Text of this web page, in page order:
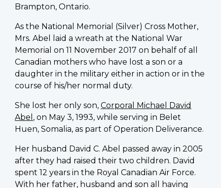
Brampton, Ontario.
As the National Memorial (Silver) Cross Mother,
Mrs. Abel laid a wreath at the National War
Memorial on 11 November 2017 on behalf of all
Canadian mothers who have lost a son or a
daughter in the military either in action or in the
course of his/her normal duty.
She lost her only son, Corporal Michael David
Abel , on May 3, 1993, while serving in Belet
Huen, Somalia, as part of Operation Deliverance.
Her husband David C. Abel passed away in 2005
after they had raised their two children. David
spent 12 years in the Royal Canadian Air Force.
With her father, husband and son all having